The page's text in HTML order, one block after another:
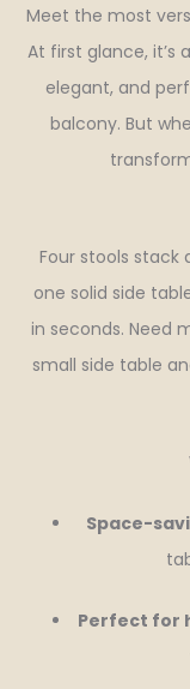
Meet the most
At first glance, it’s
elegant, and
balcony. But
Four stools
one solid side
in seconds. Need
small side table
Space-
Perfect for